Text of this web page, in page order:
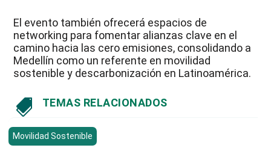
El evento también ofrecerá espacios de
networking para fomentar alianzas clave en el
camino hacia las cero emisiones, consolidando a
Medellín como un referente en movilidad
sostenible y descarbonización en Latinoamérica.
 TEMAS RELACIONADOS
Movilidad Sostenible